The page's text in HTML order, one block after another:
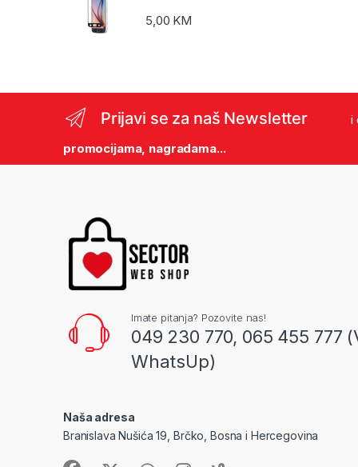
5,00 KM
Prijavi se za naš Newsletter i
promocijama, nagradama...
Imate pitanja? Pozovite nas!
049 230 770, 065 455 777
WhatsUp)
Naša adresa
Branislava Nušića 19, Brčko, Bosna i Hercegovina